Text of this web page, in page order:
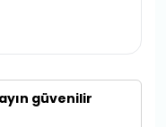
güvenilir